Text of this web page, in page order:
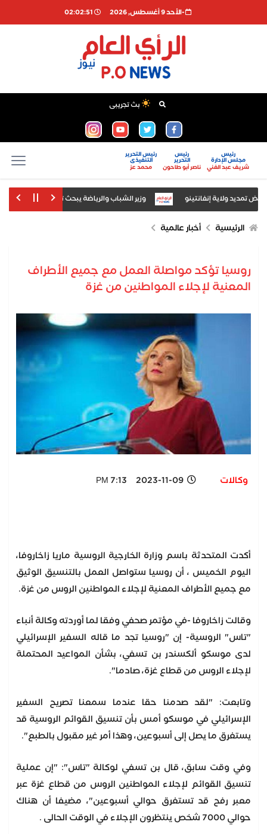
-اﻷحد 9 أغسطس, 2026 02:02:51
بث تجريبى
رئيس
مجلس الإدارة
شريف عبد الغني
رئيس
التحرير
ناصر أبو طاحون
رئيس التحرير
التنفيذى
محمد عز
ولاية إنفانتينو وزير الشباب والرياضة يبحث تعظيم استثمار
الرئيسية أخبار عالمية
روسيا تؤكد مواصلة العمل مع جميع الأطراف
المعنية لإجلاء المواطنين من غزة
وكالات 2023-11-09 7:13 PM
أكدت المتحدثة باسم وزارة الخارجية الروسية ماريا زاخاروفا،
اليوم الخميس ، أن روسيا ستواصل العمل بالتنسيق الوثيق
مع جميع الأطراف المعنية لإجلاء المواطنين الروس من غزة.
وقالت زاخاروفا -في مؤتمر صحفي وفقا لما أوردته وكالة أنباء
"تاس" الروسية- إن "روسيا تجد ما قاله السفير الإسرائيلي
لدى موسكو ألكسندر بن تسفي، بشأن المواعيد المحتملة
لإجلاء الروس من قطاع غزة، صادما".
وتابعت: "لقد صدمنا حقا عندما سمعنا تصريح السفير
الإسرائيلي في موسكو أمس بأن تنسيق القوائم الروسية قد
يستغرق ما يصل إلى أسبوعين، وهذا أمر غير مقبول بالطبع".
وفي وقت سابق، قال بن تسفي لوكالة "تاس": "إن عملية
تنسيق القوائم لإجلاء المواطنين الروس من قطاع غزة عبر
معبر رفح قد تستغرق حوالي أسبوعين"، مضيفا أن هناك
حوالي 7000 شخص ينتظرون الإجلاء في الوقت الحالى .